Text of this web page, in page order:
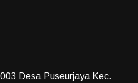
Desa Puseurjaya Kec.